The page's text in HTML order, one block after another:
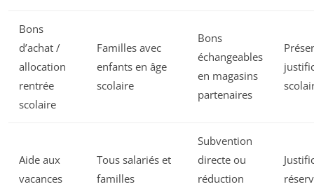
Bons
d’achat /
allocation
rentrée
scolaire
Familles avec
enfants en âge
scolaire
Bons
échangeables
en magasins
partenaires
Aide aux
vacances
Tous salariés et
familles
Subvention
directe ou
réduction